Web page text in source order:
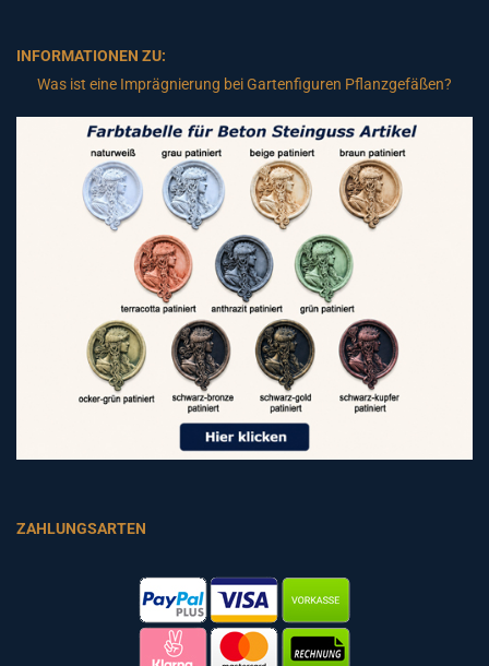
INFORMATIONEN ZU:
Was ist eine Imprägnierung bei Gartenfiguren Pflanzgefäßen?
ZAHLUNGSARTEN